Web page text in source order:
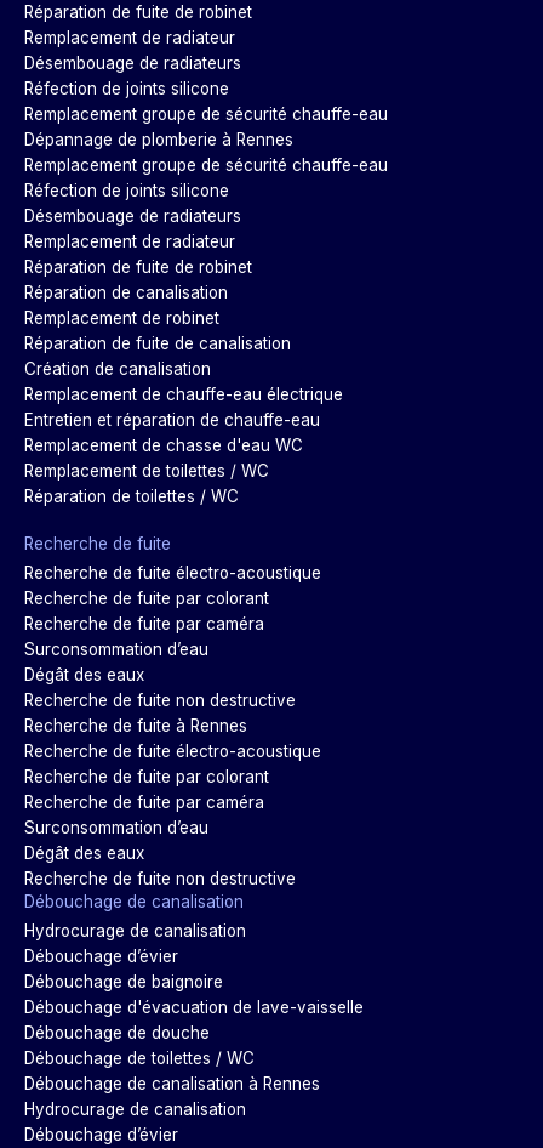
Réparation de fuite de robinet
Remplacement de radiateur
Désembouage de radiateurs
Réfection de joints silicone
Remplacement groupe de sécurité chauffe-eau
Dépannage de plomberie à Rennes
Remplacement groupe de sécurité chauffe-eau
Réfection de joints silicone
Désembouage de radiateurs
Remplacement de radiateur
Réparation de fuite de robinet
Réparation de canalisation
Remplacement de robinet
Réparation de fuite de canalisation
Création de canalisation
Remplacement de chauffe-eau électrique
Entretien et réparation de chauffe-eau
Remplacement de chasse d'eau WC
Remplacement de toilettes / WC
Réparation de toilettes / WC
Recherche de fuite
Recherche de fuite électro-acoustique
Recherche de fuite par colorant
Recherche de fuite par caméra
Surconsommation d’eau
Dégât des eaux
Recherche de fuite non destructive
Recherche de fuite à Rennes
Recherche de fuite électro-acoustique
Recherche de fuite par colorant
Recherche de fuite par caméra
Surconsommation d’eau
Dégât des eaux
Recherche de fuite non destructive
Débouchage de canalisation
Hydrocurage de canalisation
Débouchage d’évier
Débouchage de baignoire
Débouchage d'évacuation de lave-vaisselle
Débouchage de douche
Débouchage de toilettes / WC
Débouchage de canalisation à Rennes
Hydrocurage de canalisation
Débouchage d’évier